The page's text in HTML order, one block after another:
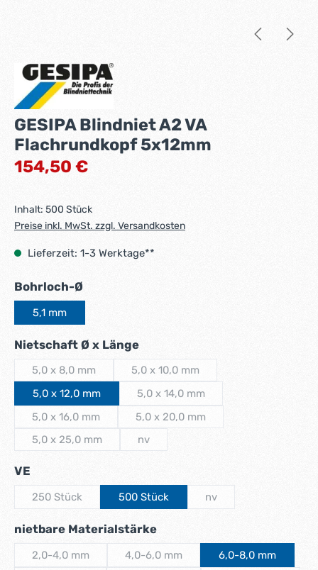
GESIPA Blindniet A2 VA
Flachrundkopf 5x12mm
Regulärer Preis:
154,50 €
Inhalt: 500 Stück
Preise inkl. MwSt. zzgl. Versandkosten
Lieferzeit: 1-3 Werktage**
Bohrloch-Ø
5,1 mm
Nietschaft Ø x Längeauswählen
5,0 x 8,0 mm
(Diese Option ist zurzeit nicht verfügbar.)
5,0 x 10,0 mm
(Diese Option ist zurzeit nicht
5,0 x 12,0 mm 5,0 x 14,0 mm
(Diese Option ist zurzeit nicht
5,0 x 16,0 mm
(Diese Option ist zurzeit nicht verfügbar.)
5,0 x 20,0 mm
(Diese Option ist zurzeit nicht
5,0 x 25,0 mm
(Diese Option ist zurzeit nicht verfügbar.)
nv
VE
250 Stück
(Diese Option ist zurzeit nicht verfügbar.)
500 Stück nv
nietbare Materialstärkeauswählen
2,0-4,0 mm
(Diese Option ist zurzeit nicht verfügbar.)
4,0-6,0 mm
(Diese Option ist zurzeit nicht
6,0-8,0 mm